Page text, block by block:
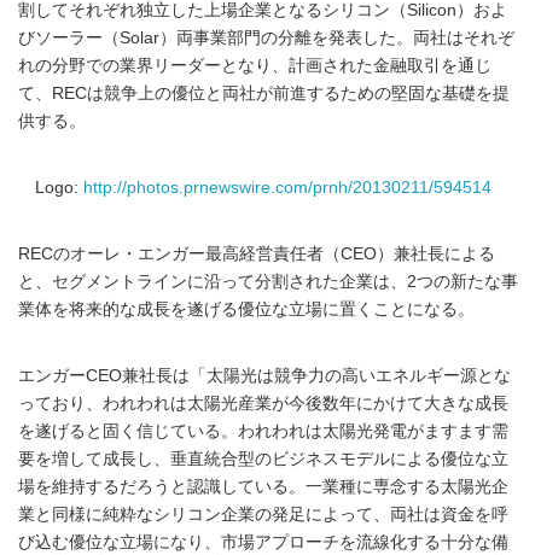
割してそれぞれ独立した上場企業となるシリコン（Silicon）およ
びソーラー（Solar）両事業部門の分離を発表した。両社はそれぞ
れの分野での業界リーダーとなり、計画された金融取引を通じ
て、RECは競争上の優位と両社が前進するための堅固な基礎を提
供する。
Logo: http://photos.prnewswire.com/prnh/20130211/594514
RECのオーレ・エンガー最高経営責任者（CEO）兼社長による
と、セグメントラインに沿って分割された企業は、2つの新たな事
業体を将来的な成長を遂げる優位な立場に置くことになる。
エンガーCEO兼社長は「太陽光は競争力の高いエネルギー源とな
っており、われわれは太陽光産業が今後数年にかけて大きな成長
を遂げると固く信じている。われわれは太陽光発電がますます需
要を増して成長し、垂直統合型のビジネスモデルによる優位な立
場を維持するだろうと認識している。一業種に専念する太陽光企
業と同様に純粋なシリコン企業の発足によって、両社は資金を呼
び込む優位な立場になり、市場アプローチを流線化する十分な備